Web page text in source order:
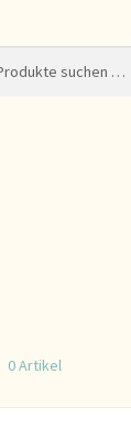
0 Artikel